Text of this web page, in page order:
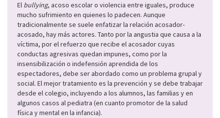
El bullying, acoso escolar o violencia entre iguales, produce
mucho sufrimiento en quienes lo padecen. Aunque
tradicionalmente se suele enfatizar la relación acosador-
acosado, hay más actores. Tanto por la angustia que causa a la
víctima, por el refuerzo que recibe el acosador cuyas
conductas agresivas quedan impunes, como por la
insensibilización o indefensión aprendida de los
espectadores, debe ser abordado como un problema grupal y
social. El mejor tratamiento es la prevención y se debe trabajar
desde el colegio, incluyendo a los alumnos, las familias y en
algunos casos al pediatra (en cuanto promotor de la salud
física y mental en la infancia).